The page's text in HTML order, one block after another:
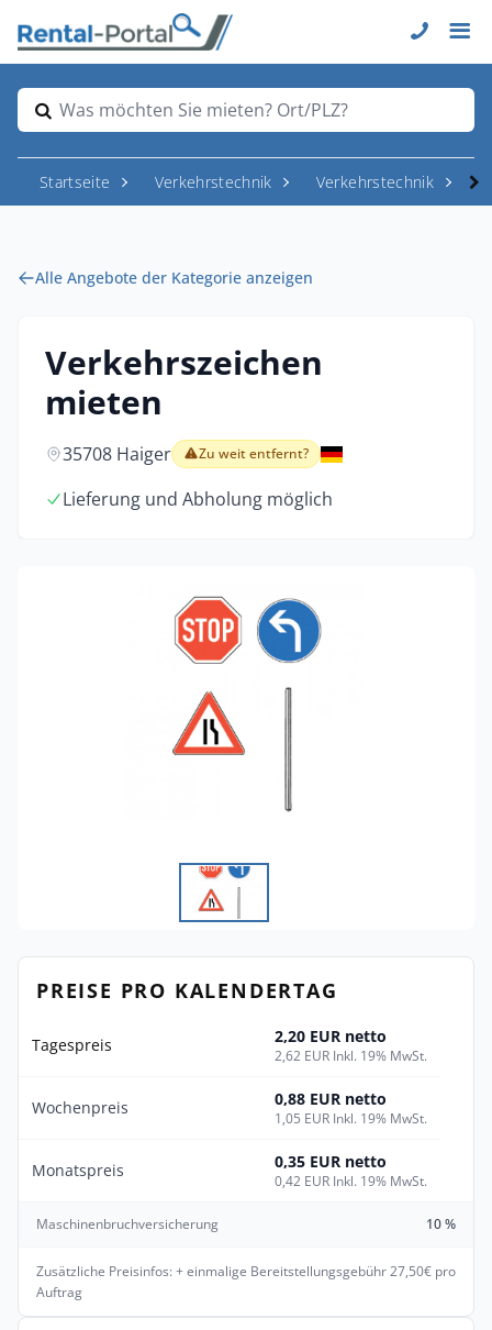
Was möchten Sie mieten? Ort/PLZ?
Startseite Verkehrstechnik Verkehrstechnik
Alle Angebote der Kategorie anzeigen
Verkehrszeichen
mieten
35708 Haiger Zu weit entfernt?
Lieferung und Abholung möglich
PREISE PRO KALENDERTAG
Tagespreis 2,20 EUR netto
2,62 EUR Inkl. 19% MwSt.
Wochenpreis 0,88 EUR netto
1,05 EUR Inkl. 19% MwSt.
Monatspreis 0,35 EUR netto
0,42 EUR Inkl. 19% MwSt.
Maschinenbruchversicherung 10 %
Zusätzliche Preisinfos: + einmalige Bereitstellungsgebühr 27,50€ pro
Auftrag